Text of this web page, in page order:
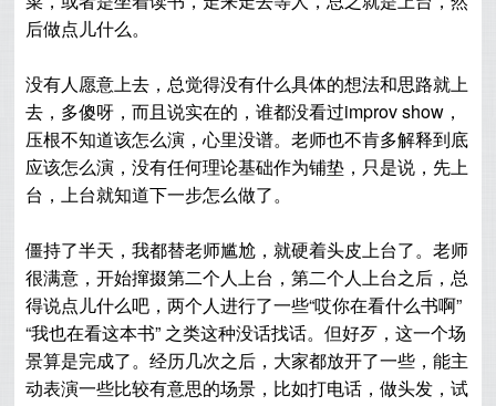
后做点儿什么。
没有人愿意上去，总觉得没有什么具体的想法和思路就上
去，多傻呀，而且说实在的，谁都没看过improv show，
压根不知道该怎么演，心里没谱。老师也不肯多解释到底
应该怎么演，没有任何理论基础作为铺垫，只是说，先上
台，上台就知道下一步怎么做了。
僵持了半天，我都替老师尴尬，就硬着头皮上台了。老师
很满意，开始撺掇第二个人上台，第二个人上台之后，总
得说点儿什么吧，两个人进行了一些“哎你在看什么书啊”
“我也在看这本书” 之类这种没话找话。但好歹，这一个场
景算是完成了。经历几次之后，大家都放开了一些，能主
动表演一些比较有意思的场景，比如打电话，做头发，试